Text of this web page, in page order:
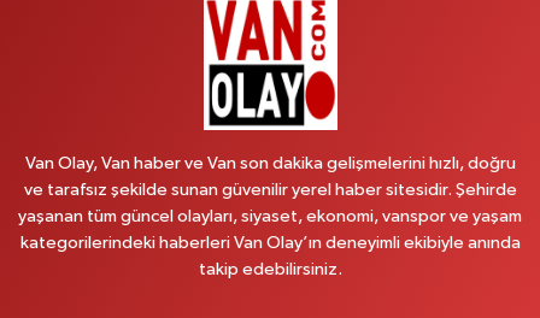
Yol Tarifi Al
BEYAZIT MAH.ZEYLAN CADDESİ OKYANUS GİYİM YANI NO:1
Afşar Eczanesi
Kazım Karabekir cad.Eski Araştırma Hastanesi karşısı (kent park karşısı )
Van Olay, Van haber ve Van son dakika gelişmelerini hızlı, doğru
ve tarafsız şekilde sunan güvenilir yerel haber sitesidir. Şehirde
yaşanan tüm güncel olayları, siyaset, ekonomi, vanspor ve yaşam
kategorilerindeki haberleri Van Olay’ın deneyimli ekibiyle anında
takip edebilirsiniz.